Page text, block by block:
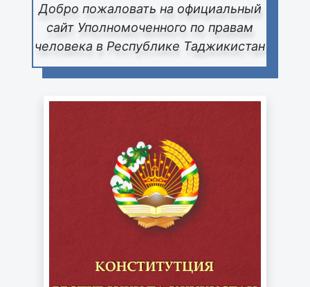
Добро пожаловать на официальный
сайт Уполномоченного по правам
человека в Республике Таджикистан